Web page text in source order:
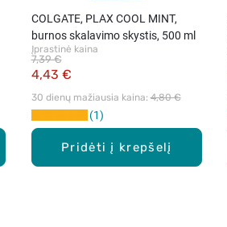
Pridėti į krepšelį
COLGATE, PLAX COOL MINT,
burnos skalavimo skystis, 500 ml
Įprastinė kaina
4,43 €
7,39 €
30 dienų mažiausia kaina: 4,80 €
1